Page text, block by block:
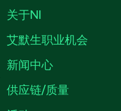
关于NI
艾默生职业机会
新闻中心
供应链/质量